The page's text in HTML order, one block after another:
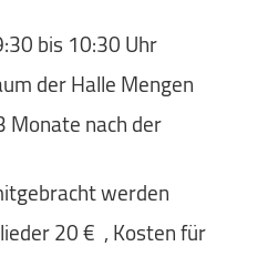
bis 10:30 Uhr
der Halle Mengen
Monate nach der
werden
20 € ,Kosten für